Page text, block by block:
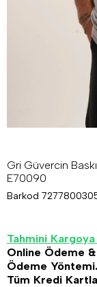
Gri Güvercin
E70090
Barkod
Tahmini
Online Ödeme
Ödeme Yöntemi.
Tüm Kredi